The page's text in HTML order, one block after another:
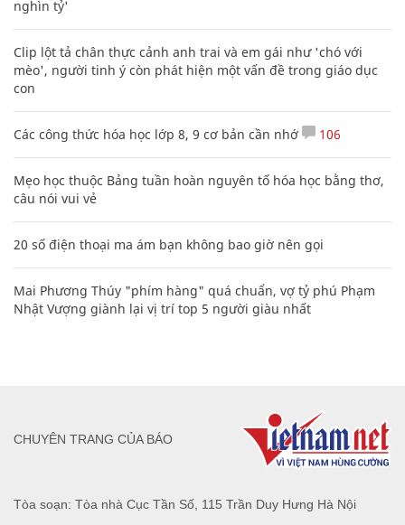
nghìn tỷ'
Clip lột tả chân thực cảnh anh trai và em gái như 'chó với
mèo', người tinh ý còn phát hiện một vấn đề trong giáo dục
con
Các công thức hóa học lớp 8, 9 cơ bản cần nhớ 106
Mẹo học thuộc Bảng tuần hoàn nguyên tố hóa học bằng thơ,
câu nói vui vẻ
20 số điện thoại ma ám bạn không bao giờ nên gọi
Mai Phương Thúy "phím hàng" quá chuẩn, vợ tỷ phú Phạm
Nhật Vượng giành lại vị trí top 5 người giàu nhất
Tòa soạn: Tòa nhà Cục Tần Số, 115 Trần Duy Hưng Hà Nội
CHUYÊN TRANG CỦA BÁO